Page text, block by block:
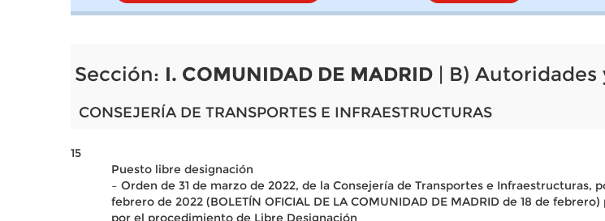
Sección: I. COMUNIDAD DE MADRID | B) Autoridades
CONSEJERÍA DE TRANSPORTES E INFRAESTRUCTURAS
15
Puesto libre designación
– Orden de 31 de marzo de 2022, de la Consejería de Transportes e
febrero de 2022 (BOLETÍN OFICIAL DE LA COMUNIDAD DE MADRID de 18 de
por el procedimiento de Libre Designación